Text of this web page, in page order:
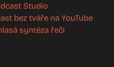
Studio
bez tváře na YouTube
syntéza řeči